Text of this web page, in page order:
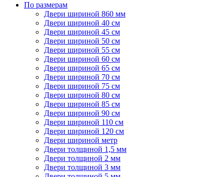
По размерам
Двери шириной 860 мм
Двери шириной 40 см
Двери шириной 45 см
Двери шириной 50 см
Двери шириной 55 см
Двери шириной 60 см
Двери шириной 65 см
Двери шириной 70 см
Двери шириной 75 см
Двери шириной 80 см
Двери шириной 85 см
Двери шириной 90 см
Двери шириной 110 см
Двери шириной 120 см
Двери шириной метр
Двери толщиной 1,5 мм
Двери толщиной 2 мм
Двери толщиной 3 мм